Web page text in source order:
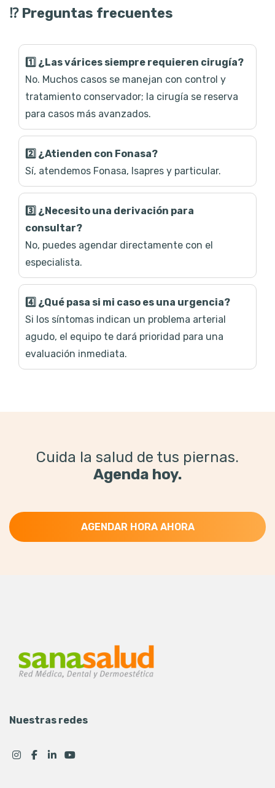
⁉️ Preguntas frecuentes
1️⃣ ¿Las várices siempre requieren cirugía?
No. Muchos casos se manejan con control y
tratamiento conservador; la cirugía se reserva
para casos más avanzados.
2️⃣ ¿Atienden con Fonasa?
Sí, atendemos Fonasa, Isapres y particular.
3️⃣ ¿Necesito una derivación para
consultar?
No, puedes agendar directamente con el
especialista.
4️⃣ ¿Qué pasa si mi caso es una urgencia?
Si los síntomas indican un problema arterial
agudo, el equipo te dará prioridad para una
evaluación inmediata.
Cuida la salud de tus piernas.
Agenda hoy.
AGENDAR HORA AHORA
Nuestras redes